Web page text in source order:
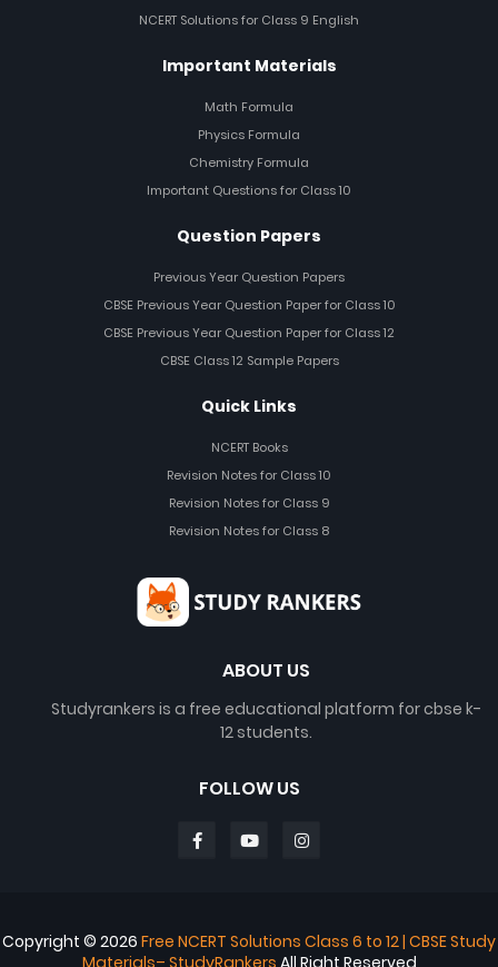
NCERT Solutions for Class 9 English
Important Materials
Math Formula
Physics Formula
Chemistry Formula
Important Questions for Class 10
Question Papers
Previous Year Question Papers
CBSE Previous Year Question Paper for Class 10
CBSE Previous Year Question Paper for Class 12
CBSE Class 12 Sample Papers
Quick Links
NCERT Books
Revision Notes for Class 10
Revision Notes for Class 9
Revision Notes for Class 8
ABOUT US
Studyrankers is a free educational platform for cbse k-
12 students.
FOLLOW US
Copyright © 2026 Free NCERT Solutions Class 6 to 12 | CBSE Study
Materials– StudyRankers All Right Reserved